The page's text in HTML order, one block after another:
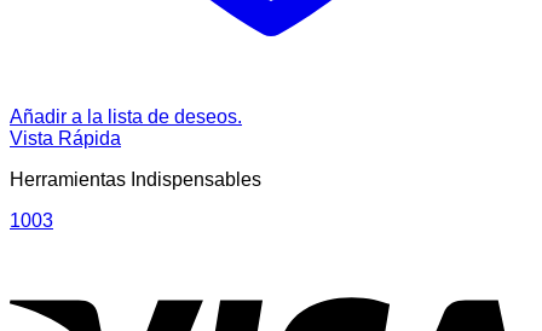
Añadir a la lista de deseos.
Vista Rápida
Herramientas Indispensables
1003